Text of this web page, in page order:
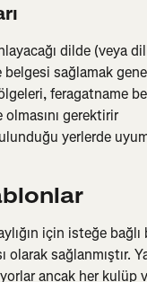
dilde (veya
belgesi sağlamak
feragatname
gerektirir
yerlerde
için isteğe bağlı
olarak sağlanmıştır.
ancak her kulüp